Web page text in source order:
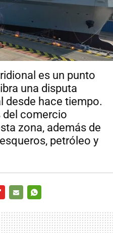
es un punto
una disputa
desde hace tiempo.
del comercio
zona, además de
petróleo y
MAIL